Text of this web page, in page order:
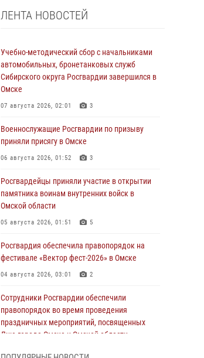
ЛЕНТА НОВОСТЕЙ
Учебно-методический сбор с начальниками
автомобильных, бронетанковых служб
Сибирского округа Росгвардии завершился в
Омске
07 августа 2026, 02:01 3
Военнослужащие Росгвардии по призыву
приняли присягу в Омске
06 августа 2026, 01:52 3
Росгвардейцы приняли участие в открытии
памятника воинам внутренних войск в
Омской области
05 августа 2026, 01:51 5
Росгвардия обеспечила правопорядок на
фестивале «Вектор фест-2026» в Омске
04 августа 2026, 03:01 2
Сотрудники Росгвардии обеспечили
правопорядок во время проведения
праздничных мероприятий, посвященных
Дню города Омска и Омской области